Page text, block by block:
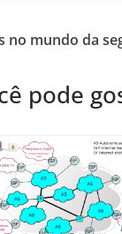
no mundo da
pode